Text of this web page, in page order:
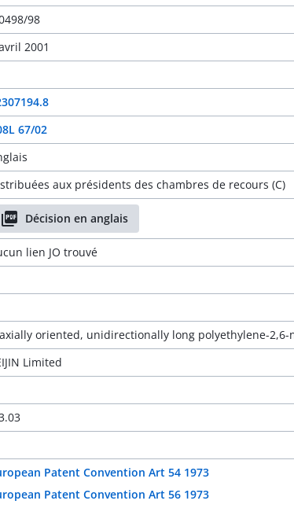
98
2001
67/02
aux présidents des chambres de recours (C)
Décision en anglais
lien JO trouvé
oriented, unidirectionally long polyethylene-
Limited
Patent Convention Art 54 1973
Patent Convention Art 56 1973